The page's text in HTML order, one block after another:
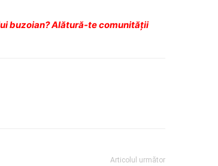
buzoian? Alătură-te comunității
Articolul următor